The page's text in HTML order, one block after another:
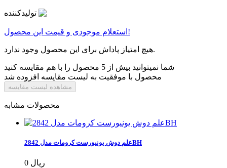
تولیدکننده
استعلام موجودی و قیمت این محصول!
هیچ امتیاز پاداش برای این محصول وجود ندارد.
شما نمیتوانید بیش از 5 محصول را با هم مقایسه کنید
محصول با موفقیت به لیست مقایسه افزوده شد
مشاهده لیست مقایسه
محصولات مشابه
علم دوش یونیورست کرومات مدل 2842BH
0 ریال